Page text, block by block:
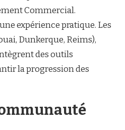
Commercial.
expérience pratique. Les
Dunkerque, Reims),
des outils
la progression des